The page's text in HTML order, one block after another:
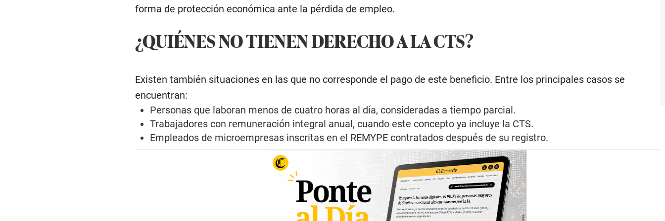
forma de protección económica ante la pérdida de empleo.
¿QUIÉNES NO TIENEN DERECHO A LA CTS?
Existen también situaciones en las que no corresponde el pago de este beneficio. Entre los principales casos se
encuentran:
Personas que laboran menos de cuatro horas al día, consideradas a tiempo parcial.
Trabajadores con remuneración integral anual, cuando este concepto ya incluye la CTS.
Empleados de microempresas inscritas en el REMYPE contratados después de su registro.